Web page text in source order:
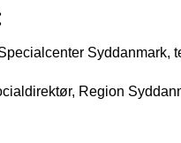
Syddanmark,
Region